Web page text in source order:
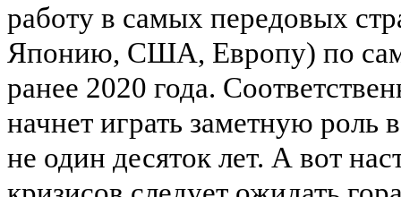
работу в самых передовых
Японию, США, Европу) по
ранее 2020 года.
начнет играть заметную роль
не один десяток лет. А вот